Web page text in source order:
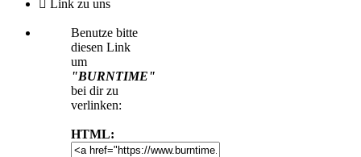
Link zu uns
Benutze bitte
diesen Link
um
"BURNTIME"
bei dir zu
verlinken:
HTML: